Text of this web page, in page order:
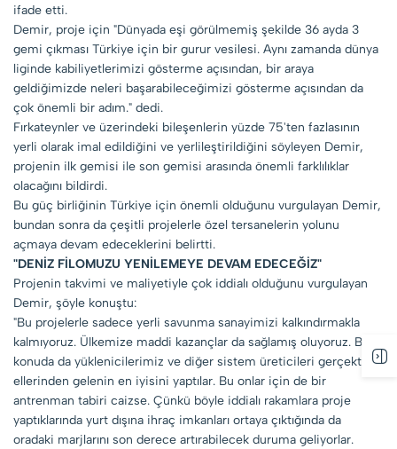
ifade etti.
Demir, proje için "Dünyada eşi görülmemiş şekilde 36 ayda 3
gemi çıkması Türkiye için bir gurur vesilesi. Aynı zamanda dünya
liginde kabiliyetlerimizi gösterme açısından, bir araya
geldiğimizde neleri başarabileceğimizi gösterme açısından da
çok önemli bir adım." dedi.
Fırkateynler ve üzerindeki bileşenlerin yüzde 75'ten fazlasının
yerli olarak imal edildiğini ve yerlileştirildiğini söyleyen Demir,
projenin ilk gemisi ile son gemisi arasında önemli farklılıklar
olacağını bildirdi.
Bu güç birliğinin Türkiye için önemli olduğunu vurgulayan Demir,
bundan sonra da çeşitli projelerle özel tersanelerin yolunu
açmaya devam edeceklerini belirtti.
"DENİZ FİLOMUZU YENİLEMEYE DEVAM EDECEĞİZ"
Projenin takvimi ve maliyetiyle çok iddialı olduğunu vurgulayan
Demir, şöyle konuştu:
"Bu projelerle sadece yerli savunma sanayimizi kalkındırmakla
kalmıyoruz. Ülkemize maddi kazançlar da sağlamış oluyoruz. Bu
konuda da yüklenicilerimiz ve diğer sistem üreticileri gerçekten
ellerinden gelenin en iyisini yaptılar. Bu onlar için de bir
antrenman tabiri caizse. Çünkü böyle iddialı rakamlara proje
yaptıklarında yurt dışına ihraç imkanları ortaya çıktığında da
oradaki marjlarını son derece artırabilecek duruma geliyorlar.